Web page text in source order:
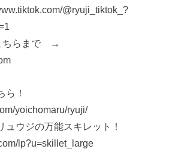
@ryuji_tiktok_?
ちらまで →
ら！
yoichomaru/ryuji/
ウジの万能スキレット！
lp?u=skillet_large